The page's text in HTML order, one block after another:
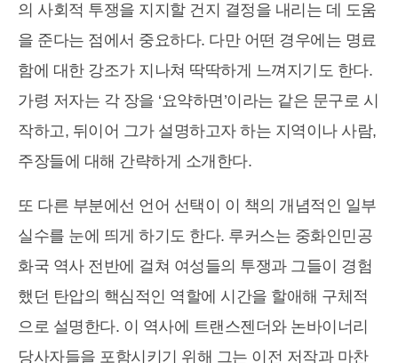
의 사회적 투쟁을 지지할 건지 결정을 내리는 데 도움
을 준다는 점에서 중요하다. 다만 어떤 경우에는 명료
함에 대한 강조가 지나쳐 딱딱하게 느껴지기도 한다.
가령 저자는 각 장을 ‘요약하면’이라는 같은 문구로 시
작하고, 뒤이어 그가 설명하고자 하는 지역이나 사람,
주장들에 대해 간략하게 소개한다.
또 다른 부분에선 언어 선택이 이 책의 개념적인 일부
실수를 눈에 띄게 하기도 한다. 루커스는 중화인민공
화국 역사 전반에 걸쳐 여성들의 투쟁과 그들이 경험
했던 탄압의 핵심적인 역할에 시간을 할애해 구체적
으로 설명한다. 이 역사에 트랜스젠더와 논바이너리
당사자들을 포함시키기 위해 그는 이전 저작과 마찬